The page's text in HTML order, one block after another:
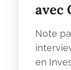
avec
Note
en